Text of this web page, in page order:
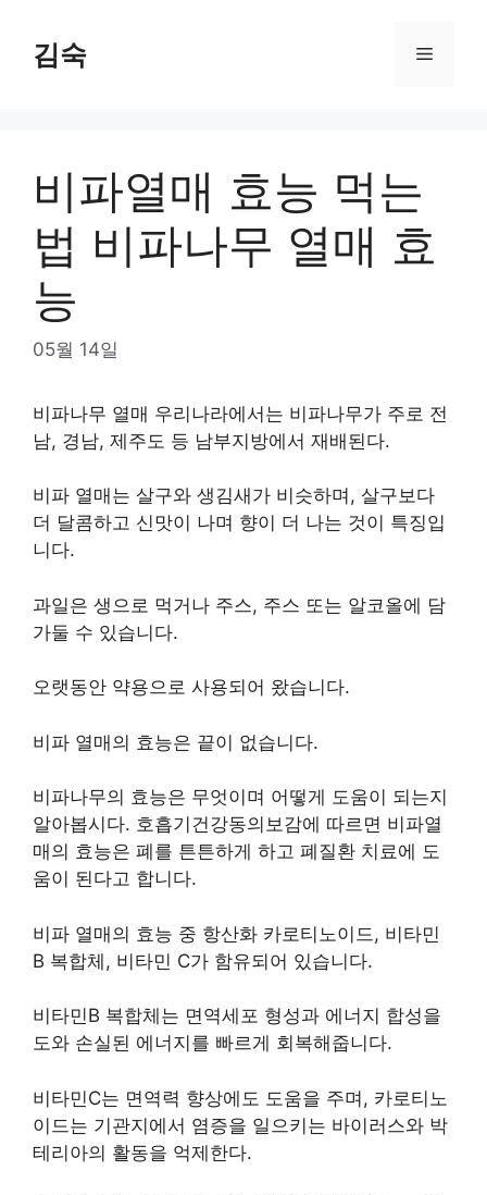
content
김숙 Menu
비파열매 효능 먹는
법 비파나무 열매 효
능
05월 14일
비파나무 열매 우리나라에서는 비파나무가 주로 전
남, 경남, 제주도 등 남부지방에서 재배된다.
비파 열매는 살구와 생김새가 비슷하며, 살구보다
더 달콤하고 신맛이 나며 향이 더 나는 것이 특징입
니다.
과일은 생으로 먹거나 주스, 주스 또는 알코올에 담
가둘 수 있습니다.
오랫동안 약용으로 사용되어 왔습니다.
비파 열매의 효능은 끝이 없습니다.
비파나무의 효능은 무엇이며 어떻게 도움이 되는지
알아봅시다. 호흡기건강동의보감에 따르면 비파열
매의 효능은 폐를 튼튼하게 하고 폐질환 치료에 도
움이 된다고 합니다.
비파 열매의 효능 중 항산화 카로티노이드, 비타민
B 복합체, 비타민 C가 함유되어 있습니다.
비타민B 복합체는 면역세포 형성과 에너지 합성을
도와 손실된 에너지를 빠르게 회복해줍니다.
비타민C는 면역력 향상에도 도움을 주며, 카로티노
이드는 기관지에서 염증을 일으키는 바이러스와 박
테리아의 활동을 억제한다.